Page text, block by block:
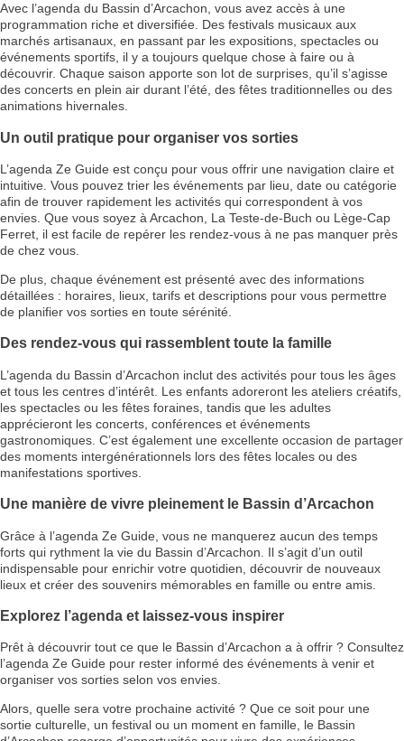
Avec l’agenda du Bassin d’Arcachon, vous avez accès à une
programmation riche et diversifiée. Des festivals musicaux aux
marchés artisanaux, en passant par les expositions, spectacles ou
événements sportifs, il y a toujours quelque chose à faire ou à
découvrir. Chaque saison apporte son lot de surprises, qu’il s’agisse
des concerts en plein air durant l’été, des fêtes traditionnelles ou des
animations hivernales.
Un outil pratique pour organiser vos sorties
L’agenda Ze Guide est conçu pour vous offrir une navigation claire et
intuitive. Vous pouvez trier les événements par lieu, date ou catégorie
afin de trouver rapidement les activités qui correspondent à vos
envies. Que vous soyez à Arcachon, La Teste-de-Buch ou Lège-Cap
Ferret, il est facile de repérer les rendez-vous à ne pas manquer près
de chez vous.
De plus, chaque événement est présenté avec des informations
détaillées : horaires, lieux, tarifs et descriptions pour vous permettre
de planifier vos sorties en toute sérénité.
Des rendez-vous qui rassemblent toute la famille
L’agenda du Bassin d’Arcachon inclut des activités pour tous les âges
et tous les centres d’intérêt. Les enfants adoreront les ateliers créatifs,
les spectacles ou les fêtes foraines, tandis que les adultes
apprécieront les concerts, conférences et événements
gastronomiques. C’est également une excellente occasion de partager
des moments intergénérationnels lors des fêtes locales ou des
manifestations sportives.
Une manière de vivre pleinement le Bassin d’Arcachon
Grâce à l’agenda Ze Guide, vous ne manquerez aucun des temps
forts qui rythment la vie du Bassin d’Arcachon. Il s’agit d’un outil
indispensable pour enrichir votre quotidien, découvrir de nouveaux
lieux et créer des souvenirs mémorables en famille ou entre amis.
Explorez l’agenda et laissez-vous inspirer
Prêt à découvrir tout ce que le Bassin d’Arcachon a à offrir ? Consultez
l’agenda Ze Guide pour rester informé des événements à venir et
organiser vos sorties selon vos envies.
Alors, quelle sera votre prochaine activité ? Que ce soit pour une
sortie culturelle, un festival ou un moment en famille, le Bassin